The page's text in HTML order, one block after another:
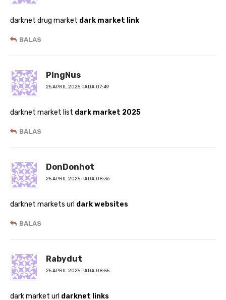
darknet drug market dark market link
BALAS
PingNus
25 APRIL 2025 PADA 07:49
darknet market list dark market 2025
BALAS
DonDonhot
25 APRIL 2025 PADA 08:36
darknet markets url dark websites
BALAS
Rabydut
25 APRIL 2025 PADA 08:55
dark market url darknet links